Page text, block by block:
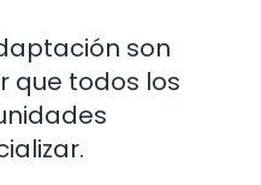
son
que todos los